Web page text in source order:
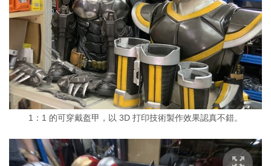
1：1 的可穿戴盔甲，以 3D 打印技術製作效果認真不錯。